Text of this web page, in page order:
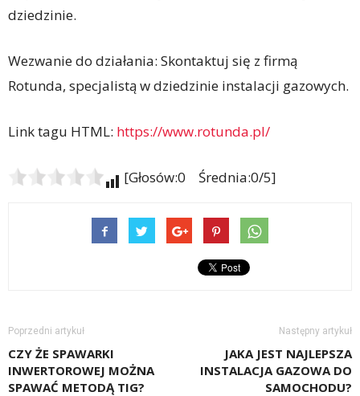
dziedzinie.
Wezwanie do działania: Skontaktuj się z firmą
Rotunda, specjalistą w dziedzinie instalacji gazowych.
Link tagu HTML: https://www.rotunda.pl/
[Głosów:0 Średnia:0/5]
Poprzedni artykuł
CZY ŻE SPAWARKI
INWERTOROWEJ MOŻNA
SPAWAĆ METODĄ TIG?
Następny artykuł
JAKA JEST NAJLEPSZA
INSTALACJA GAZOWA DO
SAMOCHODU?